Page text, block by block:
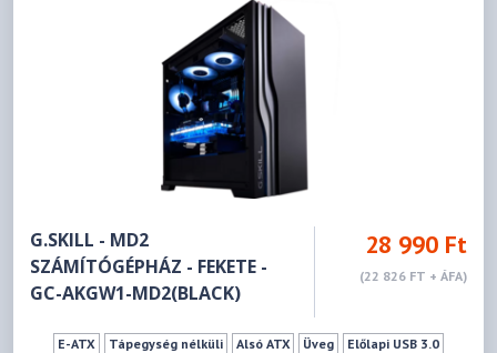
G.SKILL - MD2
SZÁMÍTÓGÉPHÁZ - FEKETE -
GC-AKGW1-MD2(BLACK)
28 990 Ft
(22 826 FT + ÁFA)
E-ATX Tápegység nélküli Alsó ATX Üveg Előlapi USB 3.0